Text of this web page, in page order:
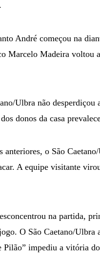
André começou na
Marcelo Madeira voltou
Ulbra não
donos da casa
anteriores, o São
A equipe visitante
na partida,
O São Caetano/
Pilão” impediu a vitória